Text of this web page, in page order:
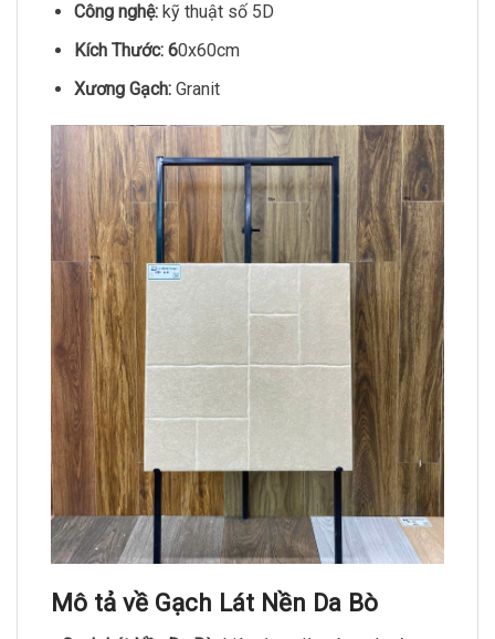
Công nghệ:kỹ thuật số 5D
Kích Thước: 60x60cm
Xương Gạch:Granit
Mô tả về Gạch Lát Nền Da Bò